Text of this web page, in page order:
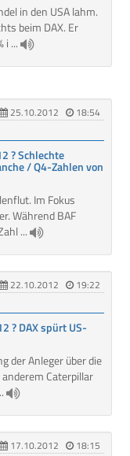
in den USA lahm.
beim DAX. Er
i ...
25.10.2012
18:54
? Schlechte
/ Q4-Zahlen von
Im Fokus
Während BAF
...
22.10.2012
19:22
? DAX spürt US-
der Anleger über die
Caterpillar
17.10.2012
18:15